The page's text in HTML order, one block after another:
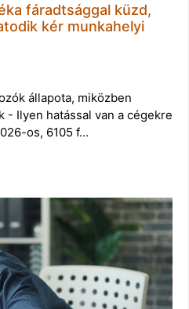
fáradtsággal küzd,
kér munkahelyi
állapota, miközben
- Ilyen hatással van a cégekre
os, 6105 f…